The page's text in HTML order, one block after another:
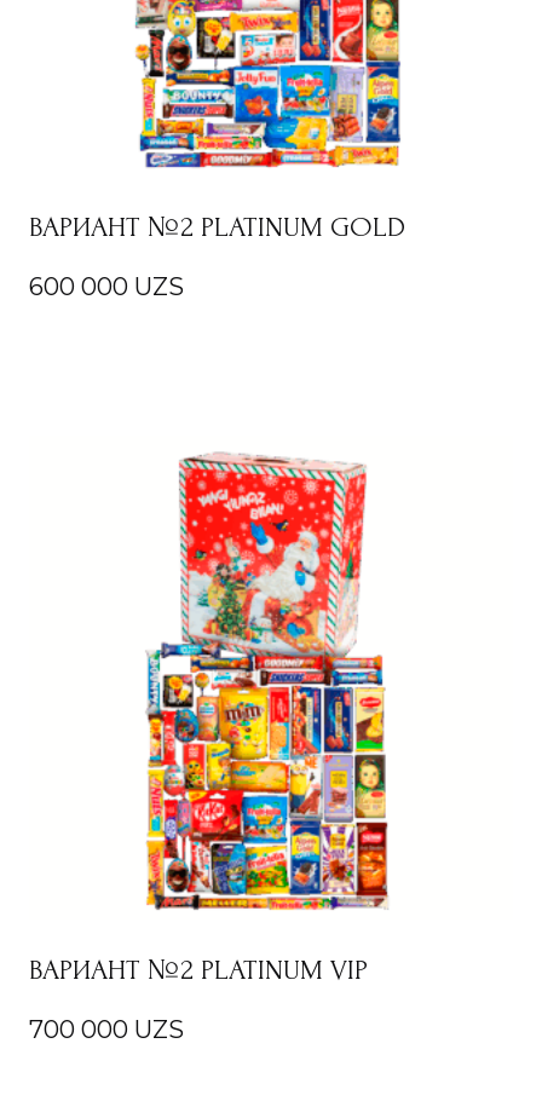
ВАРИАНТ №2 PLATINUM GOLD
600 000 UZS
ВАРИАНТ №2 PLATINUM VIP
700 000 UZS